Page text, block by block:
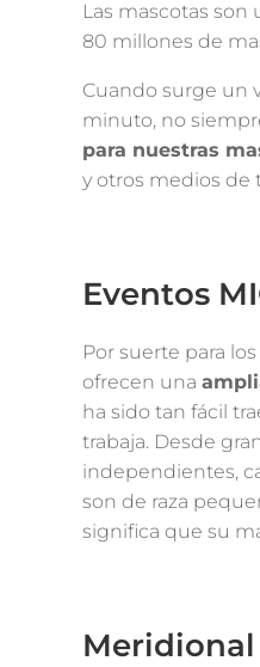
Las mascotas
80 millones de
Cuando surge un
minuto, no
para nuestras
y otros medios de
Eventos
Por suerte para
ofrecen una
ha sido tan fácil
trabaja. Desde
independientes,
son de raza
significa que su
Meridional